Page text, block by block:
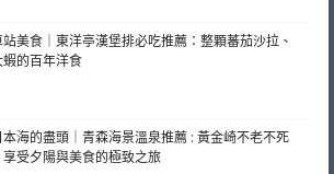
美食｜東洋亭漢堡排必吃推薦：整顆蕃茄沙拉、
的百年洋食
海的盡頭｜青森海景溫泉推薦 : 黃金崎不老不死
受夕陽與美食的極致之旅